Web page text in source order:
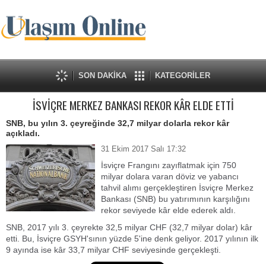
SON DAKİKA KATEGORİLER
İSVİÇRE MERKEZ BANKASI REKOR KÂR ELDE ETTİ
SNB, bu yılın 3. çeyreğinde 32,7 milyar dolarla rekor kâr
açıkladı.
31 Ekim 2017 Salı 17:32
İsviçre Frangını zayıflatmak için 750
milyar dolara varan döviz ve yabancı
tahvil alımı gerçekleştiren İsviçre Merkez
Bankası (SNB) bu yatırımının karşılığını
rekor seviyede kâr elde ederek aldı.
SNB, 2017 yılı 3. çeyrekte 32,5 milyar CHF (32,7 milyar dolar) kâr
etti. Bu, İsviçre GSYH'sının yüzde 5'ine denk geliyor. 2017 yılının ilk
9 ayında ise kâr 33,7 milyar CHF seviyesinde gerçekleşti.